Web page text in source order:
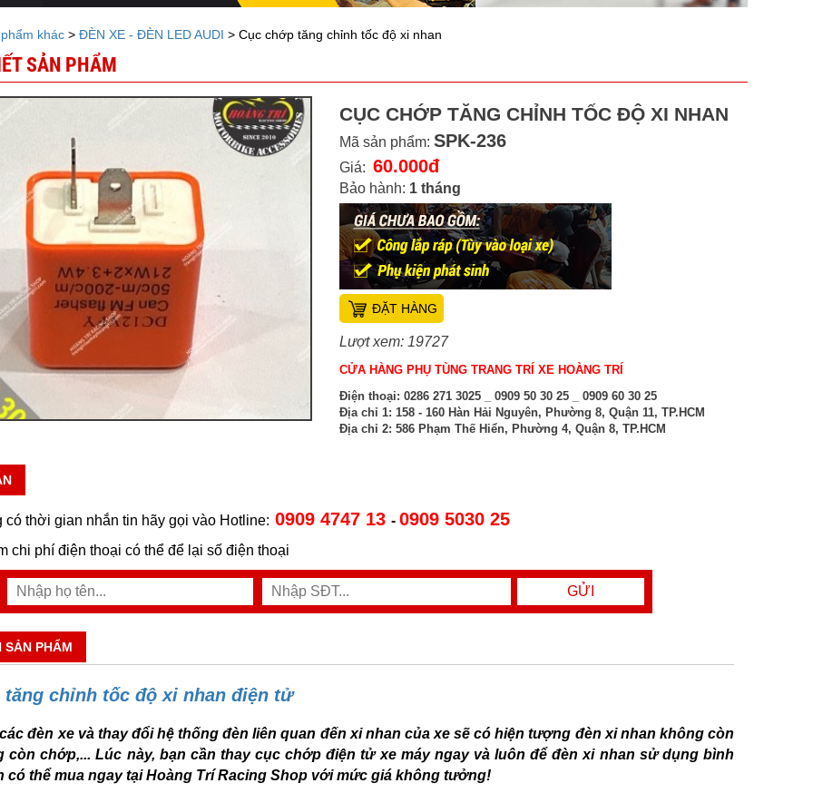
khác> ĐÈN XE - ĐÈN LED AUDI > Cục chớp tăng chỉnh tốc độ xi nhan
SẢN PHẨM
CỤC CHỚP TĂNG CHỈNH TỐC ĐỘ XI NHAN
Mã sản phẩm: SPK-236
Giá: 60.000đ
Bảo hành: 1 tháng
ĐẶT HÀNG
Lượt xem: 19727
CỬA HÀNG PHỤ TÙNG TRANG TRÍ XE HOÀNG TRÍ
Điện thoại: 0286 271 3025 _ 0909 50 30 25 _ 0909 60 30 25
Địa chỉ 1: 158 - 160 Hàn Hải Nguyên, Phường 8, Quận 11, TP.HCM
Địa chỉ 2: 586 Phạm Thế Hiển, Phường 4, Quận 8, TP.HCM
có thời gian nhắn tin hãy gọi vào Hotline: 0909 4747 13 - 0909 5030 25
chi phí điện thoại có thể để lại số điện thoại
SẢN PHẨM
tăng chỉnh tốc độ xi nhan điện tử
đèn xe và thay đổi hệ thống đèn liên quan đến xi nhan của xe sẽ có hiện tượng đèn xi nhan không còn
còn chớp,... Lúc này, bạn cần thay cục chớp điện tử xe máy ngay và luôn để đèn xi nhan sử dụng bình
có thể mua ngay tại Hoàng Trí Racing Shop với mức giá không tưởng!